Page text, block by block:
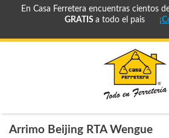
En Casa Ferretera encuentras cientos
GRATIS a todo el pais
Arrimo Beijing RTA Wengue